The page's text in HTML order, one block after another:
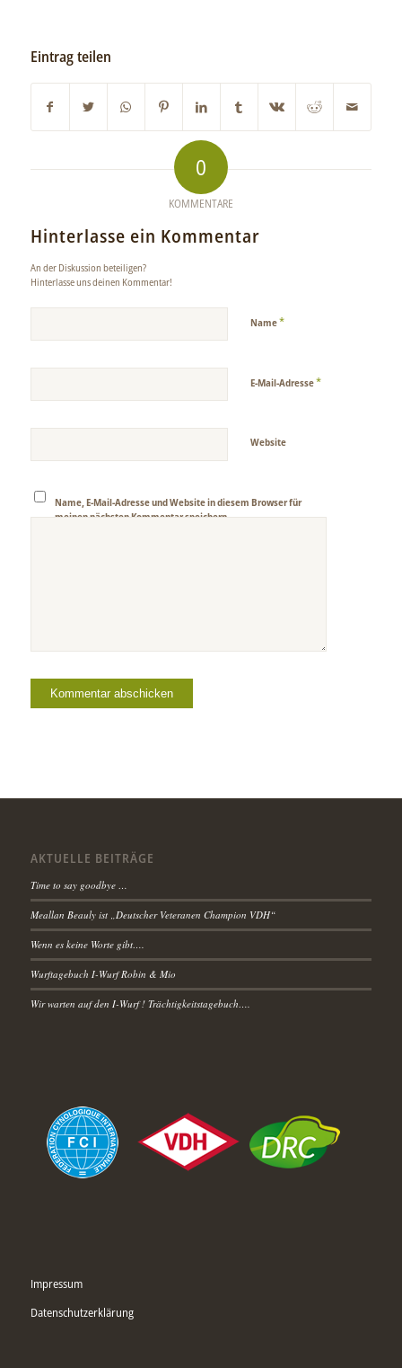
Eintrag teilen
0
KOMMENTARE
Hinterlasse ein Kommentar
An der Diskussion beteiligen?
Hinterlasse uns deinen Kommentar!
Name*
E-Mail-Adresse*
Website
Name, E-Mail-Adresse und Website in diesem Browser für
meinen nächsten Kommentar speichern.
AKTUELLE BEITRÄGE
Time to say goodbye …
Meallan Beauly ist „Deutscher Veteranen Champion VDH“
Wenn es keine Worte gibt….
Wurftagebuch I-Wurf Robin & Mio
Wir warten auf den I-Wurf ! Trächtigkeitstagebuch….
Impressum
Datenschutzerklärung